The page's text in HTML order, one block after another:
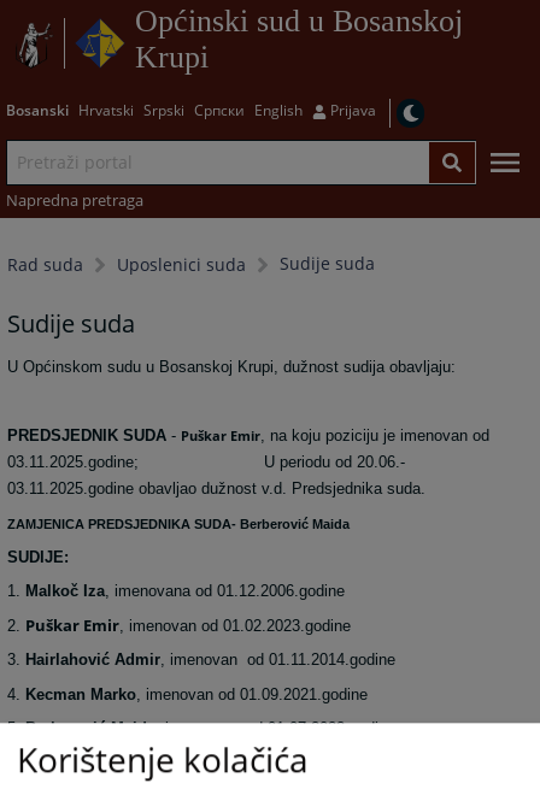
Općinski sud u Bosanskoj
Krupi
Bosanski Hrvatski Srpski Српски English Prijava
Napredna pretraga
Rad suda Uposlenici suda Sudije suda
Sudije suda
U Općinskom sudu u Bosanskoj Krupi, dužnost sudija obavljaju:
PREDSJEDNIK SUDA - Puškar Emir, na koju poziciju je imenovan od
03.11.2025.godine;
U periodu od 20.06.-
03.11.2025.godine obavljao dužnost v.d. Predsjednika suda.
ZAMJENICA PREDSJEDNIKA SUDA- Berberović Maida
SUDIJE:
1. Malkoč Iza, imenovana od 01.12.2006.godine
2. Puškar Emir , imenovan od 01.02.2023.godine
3. Hairlahović Admir, imenovan od 01.11.2014.godine
4. Kecman Marko , imenovan od 01.09.2021.godine
5.Berberović Maida, imenovana od 01.07.2022.godine
6.Kovačević Tajana , imenovana od 01.08.2023.godine
Korištenje kolačića